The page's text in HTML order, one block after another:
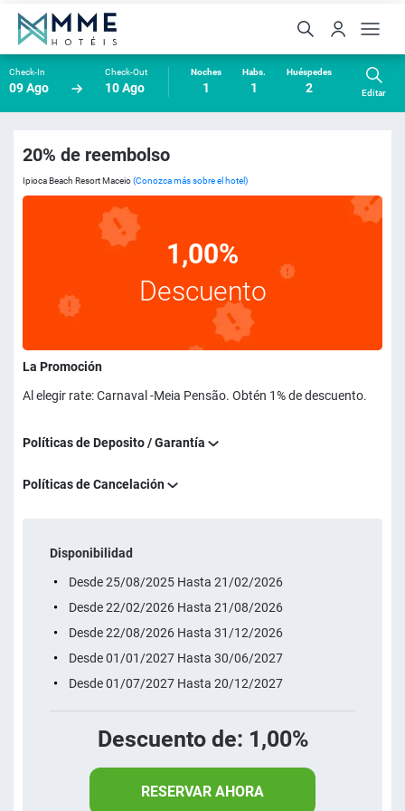
Check-In
09 Ago
Check-Out
10 Ago
Noches
1
Habs.
1
Huéspedes
2 Editar
20% de reembolso
Ipioca Beach Resort Maceio(Conozca más sobre el hotel)
1,00%
Descuento
La Promoción
Al elegir rate: Carnaval -Meia Pensão. Obtén 1% de descuento.
Políticas de Deposito / Garantía
Políticas de Cancelación
Disponibilidad
Desde 25/08/2025 Hasta 21/02/2026
Desde 22/02/2026 Hasta 21/08/2026
Desde 22/08/2026 Hasta 31/12/2026
Desde 01/01/2027 Hasta 30/06/2027
Desde 01/07/2027 Hasta 20/12/2027
Descuento de: 1,00%
RESERVAR AHORA